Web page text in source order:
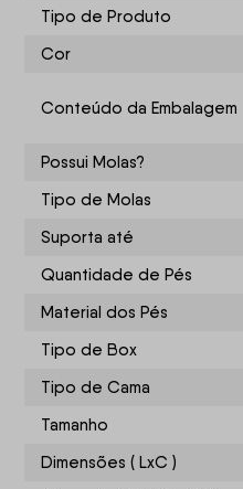
Tipo de Produto
Cor
Conteúdo da Embalagem
Possui Molas?
Tipo de Molas
Suporta até
Quantidade de Pés
Material dos Pés
Tipo de Box
Tipo de Cama
Tamanho
Dimensões ( LxC )